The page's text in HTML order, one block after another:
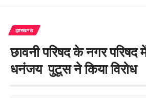
झारखण्ड
छावनी परिषद के नगर परिषद
धनंजय पुटूस ने किया विरोध